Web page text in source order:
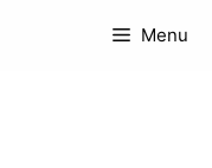
Menu